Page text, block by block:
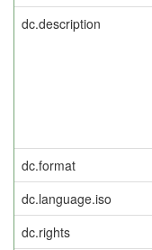
dc.description
dc.format
dc.language.iso
dc.rights